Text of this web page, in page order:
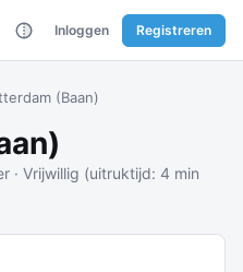
Inloggen Registreren
(Baan)
· Vrijwillig (uitruktijd: 4 min